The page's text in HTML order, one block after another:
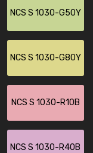
NCS S 1030-G50Y
NCS S 1030-G80Y
NCS S 1030-R10B
NCS S 1030-R40B